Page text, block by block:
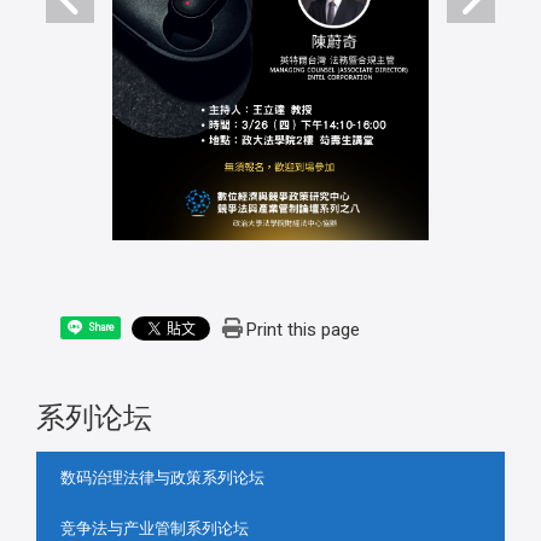
Share Print this page
系列论坛
数码治理法律与政策系列论坛
竞争法与产业管制系列论坛